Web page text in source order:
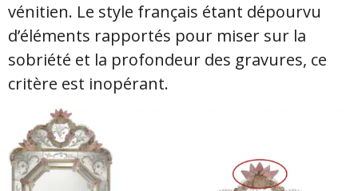
vénitien. Le style français étant dépourvu
d’éléments rapportés pour miser sur la
sobriété et la profondeur des gravures, ce
critère est inopérant.